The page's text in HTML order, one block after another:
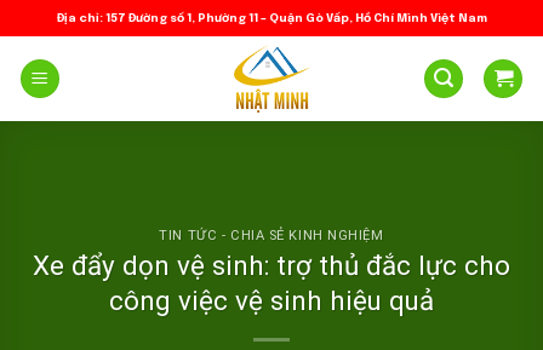
to
content
Địa chỉ: 157 Đường số 1, Phường 11 – Quận Gò Vấp, Hồ Chí Minh Việt Nam
TIN TỨC - CHIA SẺ KINH NGHIỆM
Xe đẩy dọn vệ sinh: trợ thủ đắc lực cho
công việc vệ sinh hiệu quả